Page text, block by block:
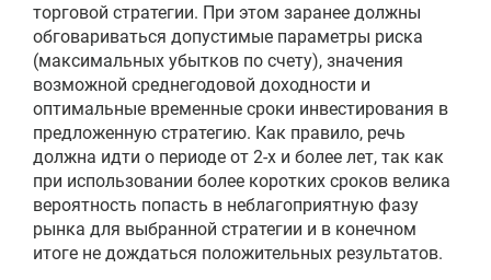
торговой стратегии. При этом заранее должны
обговариваться допустимые параметры риска
(максимальных убытков по счету), значения
возможной среднегодовой доходности и
оптимальные временные сроки инвестирования в
предложенную стратегию. Как правило, речь
должна идти о периоде от 2-х и более лет, так как
при использовании более коротких сроков велика
вероятность попасть в неблагоприятную фазу
рынка для выбранной стратегии и в конечном
итоге не дождаться положительных результатов.